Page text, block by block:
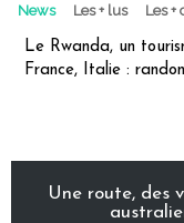
News Les + lus Les
Le Rwanda, un
France, Italie :
Une route, des